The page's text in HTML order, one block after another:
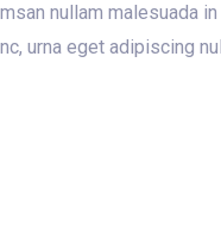
nullam
urna eget adipiscing